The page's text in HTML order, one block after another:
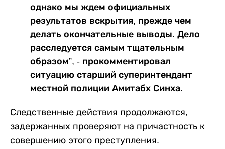
однако мы ждем официальных
результатов вскрытия, прежде чем
делать окончательные выводы. Дело
расследуется самым тщательным
образом”, - прокомментировал
ситуацию старший суперинтендант
местной полиции Амитабх Синха.
Следственные действия продолжаются,
задержанных проверяют на причастность к
совершению этого преступления.